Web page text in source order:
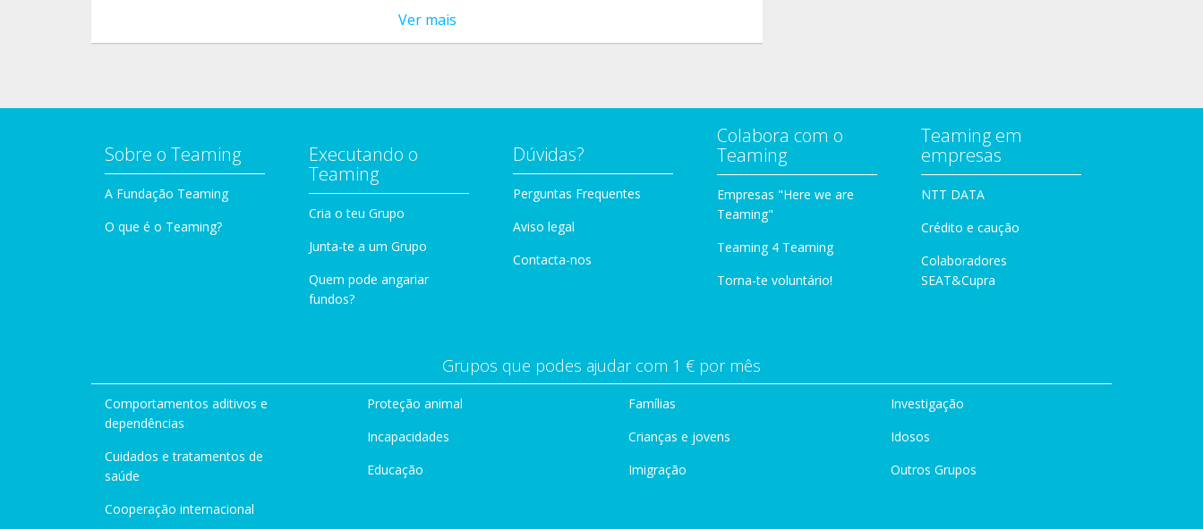
Ver mais
Sobre o Teaming
A Fundação Teaming
O que é o Teaming?
Executando o
Teaming
Cria o teu Grupo
Junta-te a um Grupo
Quem pode angariar
fundos?
Dúvidas?
Perguntas Frequentes
Aviso legal
Contacta-nos
Colabora com o
Teaming
Empresas "Here we are
Teaming"
Teaming 4 Teaming
Torna-te voluntário!
Teaming em
empresas
NTT DATA
Crédito e caução
Colaboradores
SEAT&Cupra
Grupos que podes ajudar com 1 € por mês
Comportamentos aditivos e
dependências
Cuidados e tratamentos de
saúde
Cooperação internacional
Proteção animal
Incapacidades
Educação
Famílias
Crianças e jovens
Imigração
Investigação
Idosos
Outros Grupos